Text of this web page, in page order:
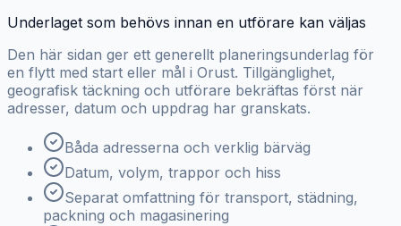
Underlaget som behövs innan en utförare kan väljas
Den här sidan ger ett generellt planeringsunderlag för
en flytt med start eller mål i Orust. Tillgänglighet,
geografisk täckning och utförare bekräftas först när
adresser, datum och uppdrag har granskats.
Båda adresserna och verklig bärväg
Datum, volym, trappor och hiss
Separat omfattning för transport, städning,
packning och magasinering